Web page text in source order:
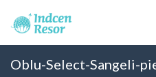
Oblu-Select-Sangeli-